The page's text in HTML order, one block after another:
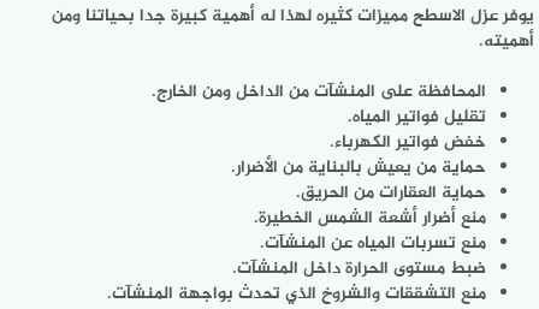
يوفر عزل الاسطح مميزات كثيره لهذا له أهمية كبيرة جدا بحياتنا ومن
أهميته.
المحافظة على المنشآت من الداخل ومن الخارج.
تقليل فواتير المياه.
خفض فواتير الكهرباء.
حماية من يعيش بالبناية من الأضرار.
حماية العقارات من الحريق.
منع أضرار أشعة الشمس الخطيرة.
منع تسربات المياه عن المنشآت.
ضبط مستوى الحرارة داخل المنشآت.
منع التشققات والشروخ الذي تحدث بواجهة المنشآت.